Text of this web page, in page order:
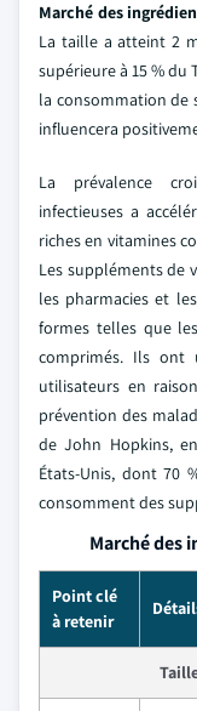
Marché des
La taille a atteint 2
supérieure à 15 % du
la consommation de
influencera
La prévalence
infectieuses a
riches en vitamines
Les suppléments de
les pharmacies et
formes telles que
comprimés. Ils ont
utilisateurs en
prévention des
de John Hopkins,
États-Unis, dont 70
consomment des
Marché des
Point clé
à retenir